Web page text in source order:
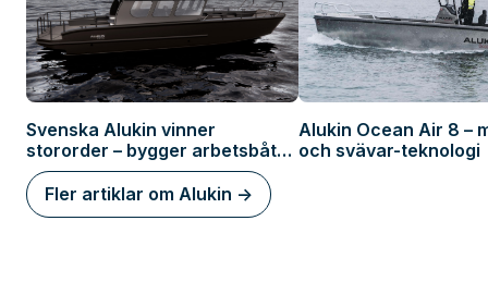
Svenska Alukin vinner
stororder – bygger arbetsbåt
till Marinen
Alukin Ocean Air 8 –
och svävar-teknologi
Fler artiklar om Alukin ->